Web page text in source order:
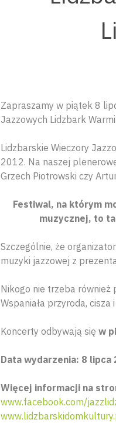
Zapraszamy w piątek 8
Jazzowych Lidzbark
Lidzbarskie Wieczory
2012. Na naszej
Grzech Piotrowski czy
Festiwal, na którym
muzycznej, to
Szczególnie, że
muzyki jazzowej z
Nikogo nie trzeba również
Wspaniała przyroda,
Koncerty odbywają się w
Data wydarzenia: 8
Więcej informacji na
www.facebook.com/